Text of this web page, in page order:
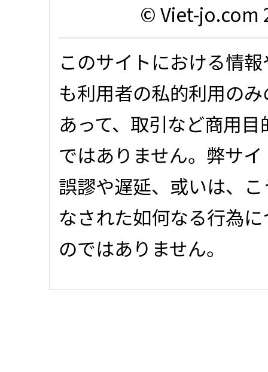
© Viet-jo.com
このサイトにおける情
も利用者の私的利用の
あって、取引など商用
ではありません。弊サ
誤謬や遅延、或いは、
なされた如何なる行為
のではありません。